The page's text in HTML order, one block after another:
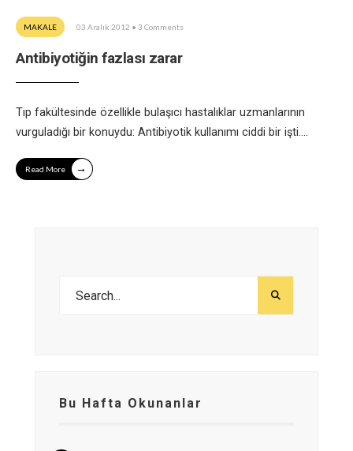
MAKALE 03 Aralık 2012 • 3 Comments
Antibiyotiğin fazlası zarar
Tıp fakültesinde özellikle bulaşıcı hastalıklar uzmanlarının
vurguladığı bir konuydu: Antibiyotik kullanımı ciddi bir işti....
Read More →
Bu Hafta Okunanlar